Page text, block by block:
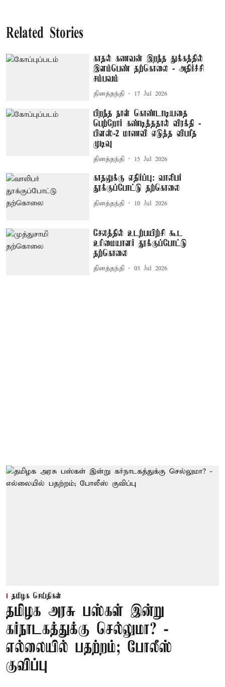
Related Stories
காதல் கணவன் இறந்த துக்கத்தில்
இளம்பெண் தற்கொலை - அதிர்ச்சி
சம்பவம்
தினத்தந்தி 17 Jul 2026
பிறந்த நாள் கொண்டாடியதை
பெற்றோர் கண்டித்ததால் விரக்தி -
பிளஸ்-2 மாணவி எடுத்த விபரீத
முடிவு
தினத்தந்தி 15 Jul 2026
காதலுக்கு எதிர்ப்பு: வாலிபர்
தூக்குப்போட்டு தற்கொலை
தினத்தந்தி 10 Jul 2026
சேலத்தில் உடற்பயிற்சி கூட
உரிமையாளர் தூக்குப்போட்டு
தற்கொலை
தினத்தந்தி 03 Jul 2026
தமிழக செய்திகள்
தமிழக அரசு பஸ்கள் இன்று
கர்நாடகத்துக்கு செல்லுமா? -
எல்லையில் பதற்றம்; போலீஸ்
குவிப்பு